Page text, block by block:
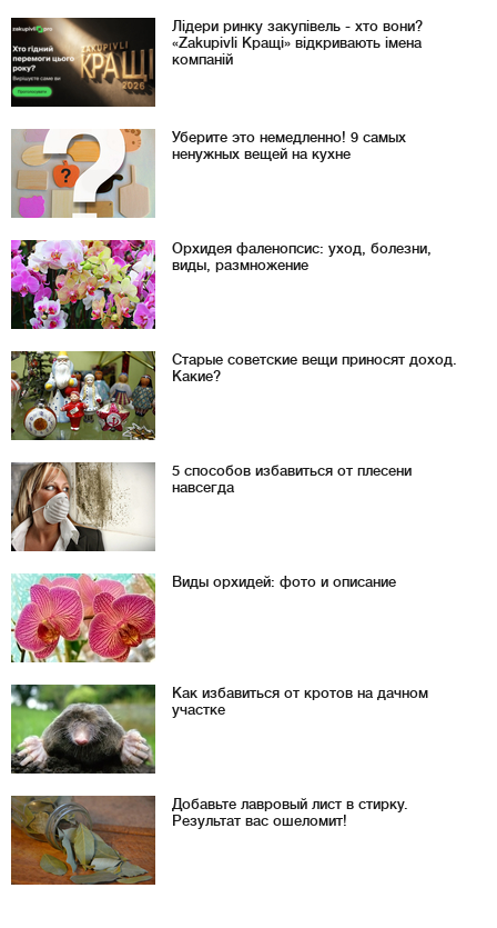
Лідери ринку закупівель - хто вони?
«Zakupivli Кращі» відкривають імена
компаній
Уберите это немедленно! 9 самых
ненужных вещей на кухне
Орхидея фаленопсис: уход, болезни,
виды, размножение
Старые советские вещи приносят доход.
Какие?
5 способов избавиться от плесени
навсегда
Виды орхидей: фото и описание
Как избавиться от кротов на дачном
участке
Добавьте лавровый лист в стирку.
Результат вас ошеломит!